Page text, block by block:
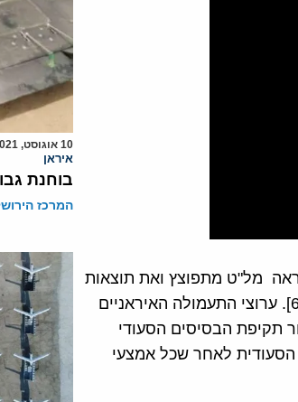
סרטונים המתעדים את רגע התקיפה[5] ובהם נראה מל"ט מתפוצץ ואת תוצאות
הפיצוץ, נזקי הרסיסים במבנה והנפגעים מקרב כוחות הקואליציה הערבית[6]. ערוצי התעמולה האיראניים
כתבות רבות לסיקור תקיפת הבסיסים הסעודי
הסעודית לאחר שכל אמצעי
10 אוגוסט, 2021
איראן
בוחנת
המרכז